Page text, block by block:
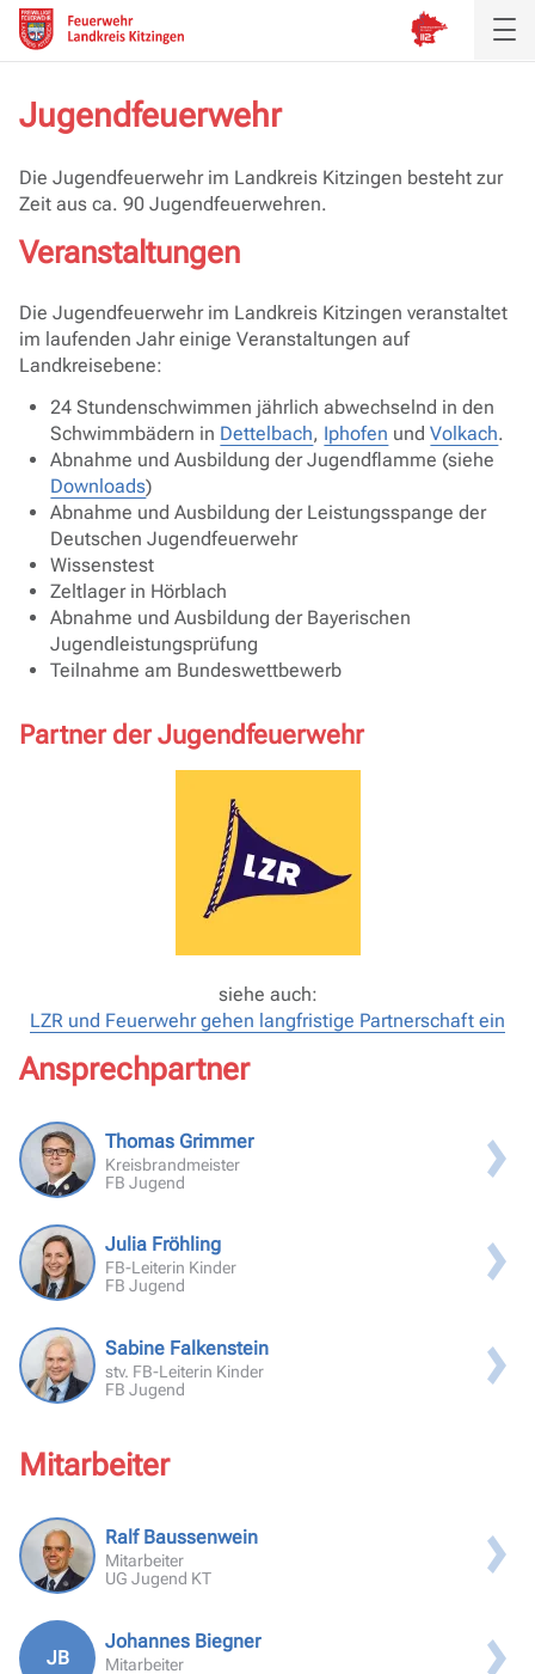
Jugendfeuerwehr
Die Jugendfeuerwehr im Landkreis Kitzingen besteht zur
Zeit aus ca. 90 Jugendfeuerwehren.
Veranstaltungen
Die Jugendfeuerwehr im Landkreis Kitzingen veranstaltet
im laufenden Jahr einige Veranstaltungen auf
Landkreisebene:
24 Stundenschwimmen jährlich abwechselnd in den
Schwimmbädern in Dettelbach, Iphofen undVolkach.
Abnahme und Ausbildung der Jugendflamme (siehe
Downloads)
Abnahme und Ausbildung der Leistungsspange der
Deutschen Jugendfeuerwehr
Wissenstest
Zeltlager in Hörblach
Abnahme und Ausbildung der Bayerischen
Jugendleistungsprüfung
Teilnahme am Bundeswettbewerb
Partner der Jugendfeuerwehr
siehe auch:
LZR und Feuerwehr gehen langfristige Partnerschaft ein
Ansprechpartner
Thomas Grimmer
Kreisbrandmeister
FB Jugend
Julia Fröhling
FB-Leiterin Kinder
FB Jugend
Sabine Falkenstein
stv. FB-Leiterin Kinder
FB Jugend
Mitarbeiter
Ralf Baussenwein
Mitarbeiter
UG Jugend KT
JB
Johannes Biegner
Mitarbeiter
Ausbildung
Fachbereiche